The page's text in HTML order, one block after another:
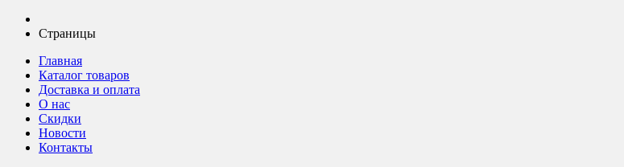
Страницы
Главная
Каталог товаров
Доставка и оплата
О нас
Скидки
Новости
Контакты